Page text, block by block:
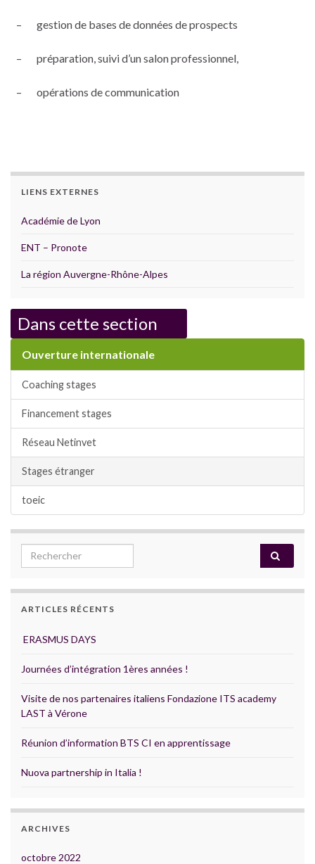
– gestion de bases de données de prospects
– préparation, suivi d’un salon professionnel,
– opérations de communication
LIENS EXTERNES
Académie de Lyon
ENT – Pronote
La région Auvergne-Rhône-Alpes
Dans cette section
Ouverture internationale
Coaching stages
Financement stages
Réseau Netinvet
Stages étranger
toeic
Search for:
ARTICLES RÉCENTS
ERASMUS DAYS
Journées d’intégration 1ères années !
Visite de nos partenaires italiens Fondazione ITS academy
LAST à Vérone
Réunion d’information BTS CI en apprentissage
Nuova partnership in Italia !
ARCHIVES
octobre 2022